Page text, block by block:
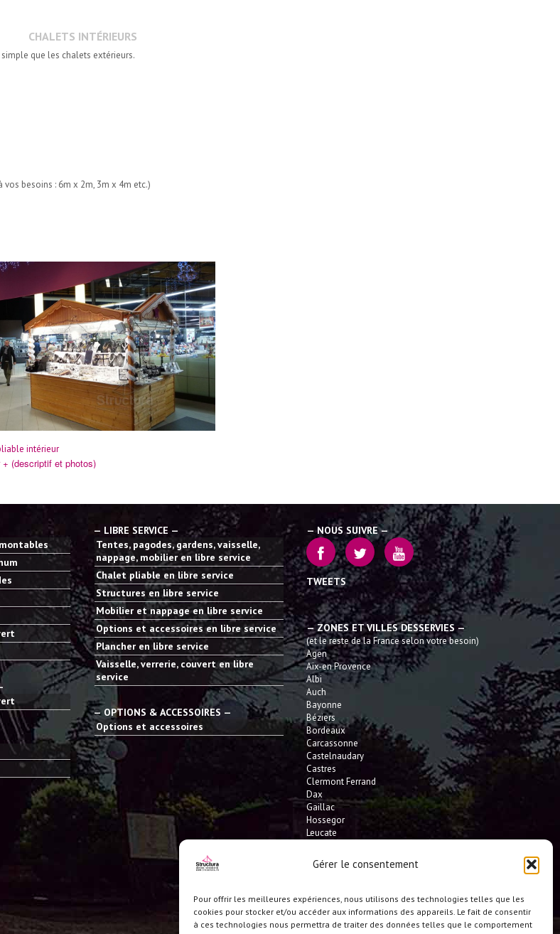
Gérer le consentement
Pour offrir les meilleures expériences, nous utilisons des technologies telles que les
cookies pour stocker et/ou accéder aux informations des appareils. Le fait de consentir
à ces technologies nous permettra de traiter des données telles que le comportement
CHALETS INTÉRIEURS
que les chalets extérieurs.
besoins : 6m x 2m, 3m x 4m etc.)
intérieur
(descriptif et photos)
— LIBRE SERVICE —
Tentes, pagodes, gardens, vaisselle,
nappage, mobilier en libre service
Chalet pliable en libre service
Structures en libre service
Mobilier et nappage en libre service
Options et accessoires en libre service
Plancher en libre service
Vaisselle, verrerie, couvert en libre
service
— OPTIONS & ACCESSOIRES —
Options et accessoires
— NOUS SUIVRE —
TWEETS
— ZONES ET VILLES DESSERVIES —
(et le reste de la France selon votre besoin)
Agen
Aix-en Provence
Albi
Auch
Bayonne
Béziers
Bordeaux
Carcassonne
Castelnaudary
Castres
Clermont Ferrand
Dax
Gaillac
Hossegor
Leucate
L'Isle Jourdain
Montauban
Montpellier
Narbonne
Pau